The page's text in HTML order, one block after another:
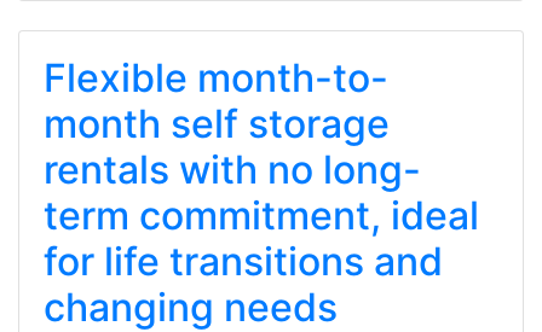
Flexible month-to-
month self storage
rentals with no long-
term commitment, ideal
for life transitions and
changing needs